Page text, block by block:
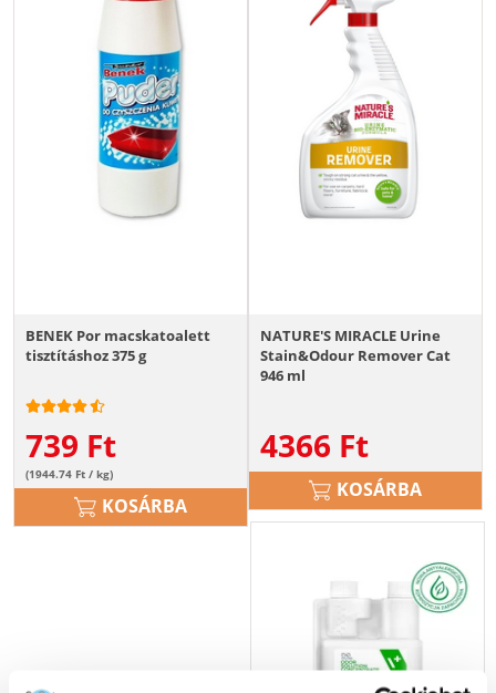
BENEK Por macskatoalett
tisztításhoz 375 g
739 Ft
(1944.74 Ft / kg)
KOSÁRBA
NATURE'S MIRACLE Urine
Stain&Odour Remover Cat
946 ml
4366 Ft
KOSÁRBA